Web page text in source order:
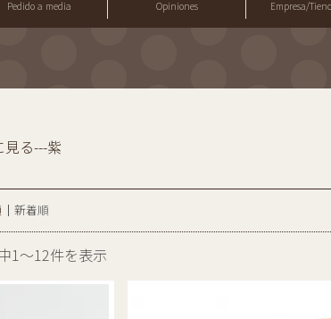
Pedido a media Opiniones Empresa/
見る---紫
新着順
1～12件を表示